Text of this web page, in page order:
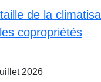
de la
copropriétés
2026